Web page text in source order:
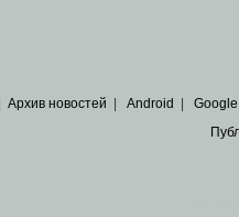
Архив новостей Android Google